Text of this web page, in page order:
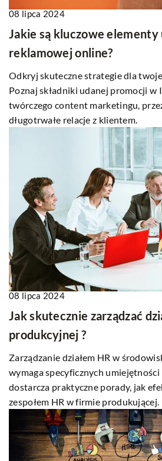
08 lipca 2024
Jakie są kluczowe elementy
reklamowej online?
Odkryj skuteczne strategie dla
Poznaj składniki udanej promocji w
twórczego content marketingu,
długotrwałe relacje z klientem.
08 lipca 2024
Jak skutecznie zarządzać
produkcyjnej ?
Zarządzanie działem HR w
wymaga specyficznych umiejętności
dostarcza praktyczne porady, jak
zespołem HR w firmie produkującej.